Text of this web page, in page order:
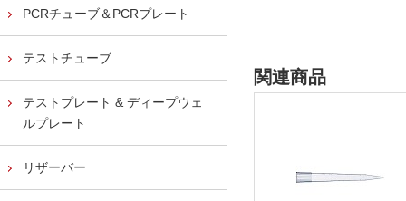
関連商品
PCRチューブ＆PCRプレート
テストチューブ
テストプレート & ディープウェ
ルプレート
リザーバー